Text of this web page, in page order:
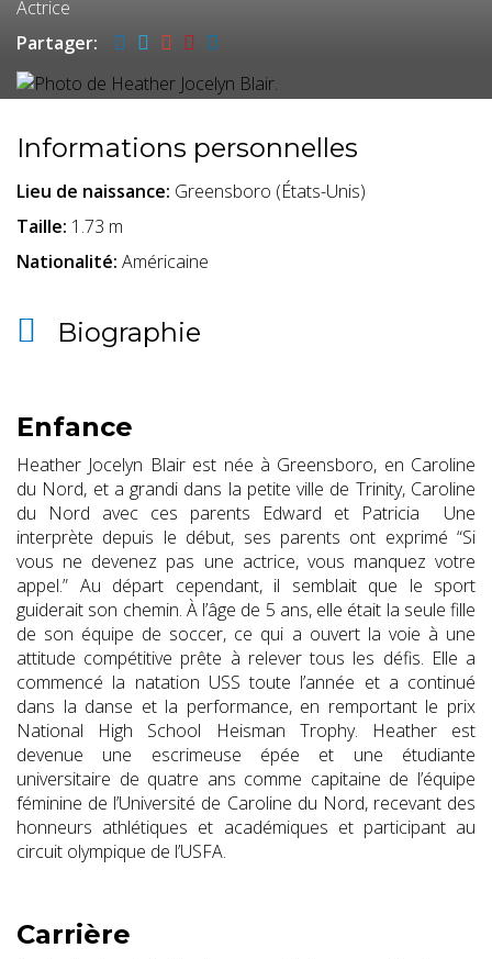
Réalisateurs et
Réalisatrices
Interviews
Actrice
Partager:
Informations personnelles
Lieu de naissance: Greensboro (États-Unis)
Taille: 1.73 m
Nationalité: Américaine
Biographie
Enfance
Heather Jocelyn Blair est née à Greensboro, en Caroline
du Nord, et a grandi dans la petite ville de Trinity, Caroline
du Nord avec ces parents Edward et Patricia Une
interprète depuis le début, ses parents ont exprimé “Si
vous ne devenez pas une actrice, vous manquez votre
appel.” Au départ cependant, il semblait que le sport
guiderait son chemin. À l’âge de 5 ans, elle était la seule fille
de son équipe de soccer, ce qui a ouvert la voie à une
attitude compétitive prête à relever tous les défis. Elle a
commencé la natation USS toute l’année et a continué
dans la danse et la performance, en remportant le prix
National High School Heisman Trophy. Heather est
devenue une escrimeuse épée et une étudiante
universitaire de quatre ans comme capitaine de l’équipe
féminine de l’Université de Caroline du Nord, recevant des
honneurs athlétiques et académiques et participant au
circuit olympique de l’USFA.
Carrière